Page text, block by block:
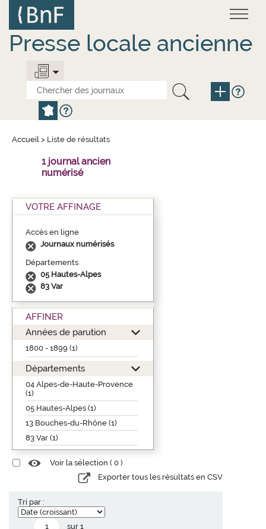
contenu
principal
Presse locale ancienne
Accueil > Liste de résultats
1 journal ancien
numérisé
VOTRE AFFINAGE
Accès en ligne
Journaux numérisés
Départements
05 Hautes-Alpes
83 Var
AFFINER
Années de parution
1800 - 1899 (1)
Départements
04 Alpes-de-Haute-Provence
(1)
05 Hautes-Alpes (1)
13 Bouches-du-Rhône (1)
83 Var (1)
Voir la sélection ( 0 )
Exporter tous les résultats en CSV
Tri par :
sur 1
Panneau de gestion des cookies